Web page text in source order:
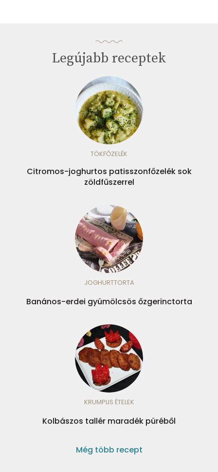
Legújabb receptek
TÖKFŐZELÉK
Citromos-joghurtos patisszonfőzelék sok
zöldfűszerrel
JOGHURTTORTA
Banános-erdei gyümölcsös őzgerinctorta
KRUMPLIS ÉTELEK
Kolbászos tallér maradék püréből
Még több recept